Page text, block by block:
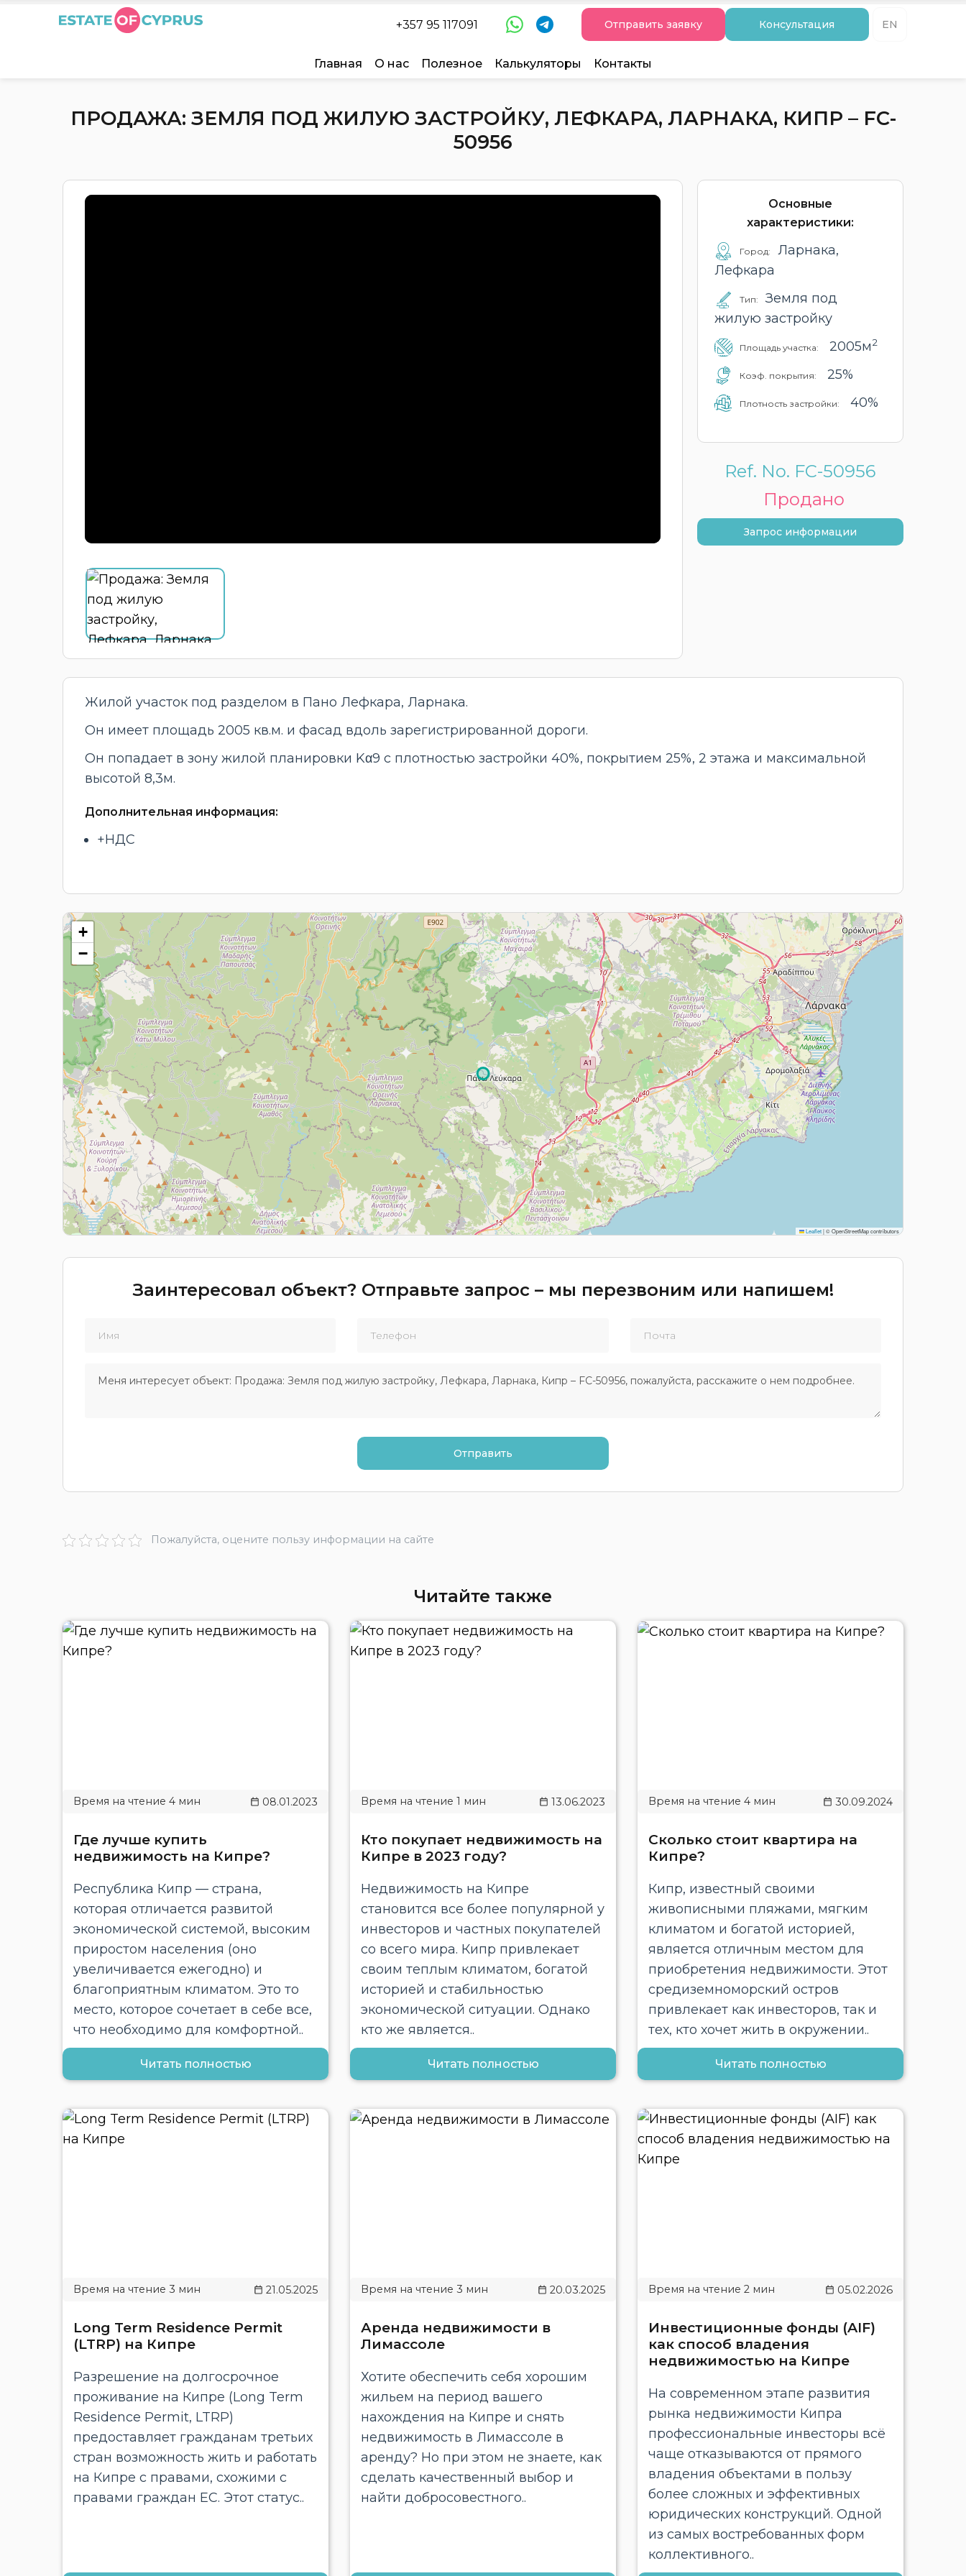
+357 95 117091 Отправить заявку Консультация EN
Главная О нас Полезное Калькуляторы Контакты
ПРОДАЖА: ЗЕМЛЯ ПОД ЖИЛУЮ ЗАСТРОЙКУ, ЛЕФКАРА, ЛАРНАКА, КИПР – FC-
50956
Основные
характеристики:
Город:
Ларнака,
Лефкара
Тип:
Земля под
жилую застройку
Площадь участка: 2005м2
Коэф. покрытия: 25%
Плотность застройки: 40%
Ref. No. FC-50956
Продано
Запрос информации
Жилой участок под разделом в Пано Лефкара, Ларнака.
Он имеет площадь 2005 кв.м. и фасад вдоль зарегистрированной дороги.
Он попадает в зону жилой планировки Kα9 с плотностью застройки 40%, покрытием 25%, 2 этажа и максимальной
высотой 8,3м.
Дополнительная информация:
+НДС
+
−
Leaflet|© OpenStreetMap contributors
Заинтересовал объект? Отправьте запрос – мы перезвоним или напишем!
Пожалуйста, оцените пользу информации на сайте
Читайте также
08.01.2023
Где лучше купить
недвижимость на Кипре?
Республика Кипр — страна,
которая отличается развитой
экономической системой, высоким
приростом населения (оно
увеличивается ежегодно) и
благоприятным климатом. Это то
место, которое сочетает в себе все,
что необходимо для комфортной..
Читать полностью
13.06.2023
Кто покупает недвижимость на
Кипре в 2023 году?
Недвижимость на Кипре
становится все более популярной у
инвесторов и частных покупателей
со всего мира. Кипр привлекает
своим теплым климатом, богатой
историей и стабильностью
экономической ситуации. Однако
кто же является..
Читать полностью
30.09.2024
Сколько стоит квартира на
Кипре?
Кипр, известный своими
живописными пляжами, мягким
климатом и богатой историей,
является отличным местом для
приобретения недвижимости. Этот
средиземноморский остров
привлекает как инвесторов, так и
тех, кто хочет жить в окружении..
Читать полностью
21.05.2025
Long Term Residence Permit
(LTRP) на Кипре
Разрешение на долгосрочное
проживание на Кипре (Long Term
Residence Permit, LTRP)
предоставляет гражданам третьих
стран возможность жить и работать
на Кипре с правами, схожими с
правами граждан ЕС. Этот статус..
20.03.2025
Аренда недвижимости в
Лимассоле
Хотите обеспечить себя хорошим
жильем на период вашего
нахождения на Кипре и снять
недвижимость в Лимассоле в
аренду? Но при этом не знаете, как
сделать качественный выбор и
найти добросовестного..
05.02.2026
Инвестиционные фонды (AIF)
как способ владения
недвижимостью на Кипре
На современном этапе развития
рынка недвижимости Кипра
профессиональные инвесторы всё
чаще отказываются от прямого
владения объектами в пользу
более сложных и эффективных
юридических конструкций. Одной
из самых востребованных форм
коллективного..